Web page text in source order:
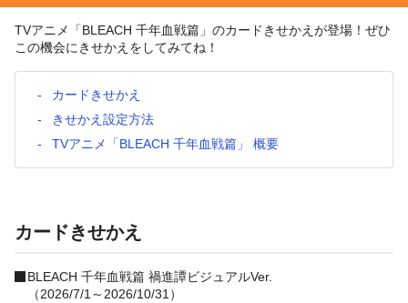
TVアニメ「BLEACH 千年血戦篇」のカードきせかえが登場！ぜひ
この機会にきせかえをしてみてね！
カードきせかえ
きせかえ設定方法
TVアニメ「BLEACH 千年血戦篇」 概要
カードきせかえ
BLEACH 千年血戦篇 禍進譚ビジュアルVer.
（2026/7/1～2026/10/31）